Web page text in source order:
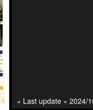
« Last update » 2024/